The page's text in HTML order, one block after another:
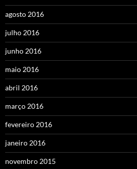
agosto 2016
julho 2016
junho 2016
maio 2016
abril 2016
março 2016
fevereiro 2016
janeiro 2016
novembro 2015